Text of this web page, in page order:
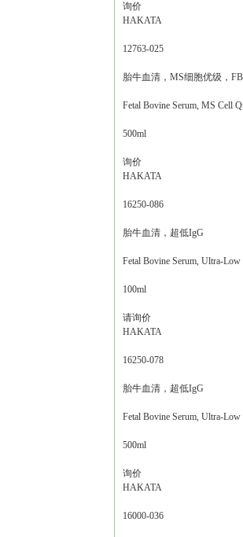
询价
HAKATA
12763-025
胎牛血清，MS细胞优级，
Fetal Bovine Serum, MS Cell
500ml
询价
HAKATA
16250-086
胎牛血清，超低IgG
Fetal Bovine Serum, Ultra-
100ml
请询价
HAKATA
16250-078
胎牛血清，超低IgG
Fetal Bovine Serum, Ultra-
500ml
询价
HAKATA
16000-036